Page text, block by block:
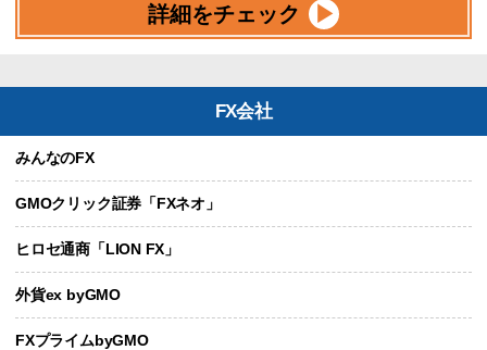
詳細をチェック
FX会社
みんなのFX
GMOクリック証券「FXネオ」
ヒロセ通商「LION FX」
外貨ex byGMO
FXプライムbyGMO